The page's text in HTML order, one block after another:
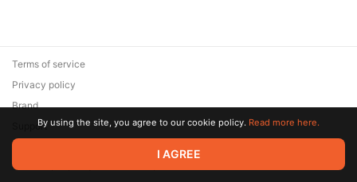
© 2026 Zaya Solutions Limited. All rights reserved. All trademarks
are the property of their respective owners.
Terms of service
Privacy policy
Brand
SupportBy using the site, you agree to our cookie policy. Read more here.
I AGREE